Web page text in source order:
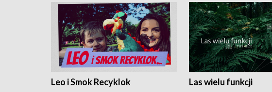
Leo i Smok Recyklok Las wielu funkcji